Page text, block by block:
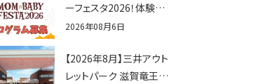
ーフェスタ2026！体験プ
ログラム募集♪赤ちゃん
せんか？
2026年08月6日
【2026年8月】三井アウト
レットパーク 滋賀竜王の